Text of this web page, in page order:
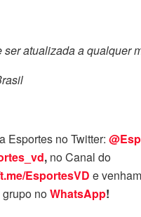
ser atualizada a qualquer
Esportes no Twitter:
, no Canal do
EsportesVD e
noWhatsApp!